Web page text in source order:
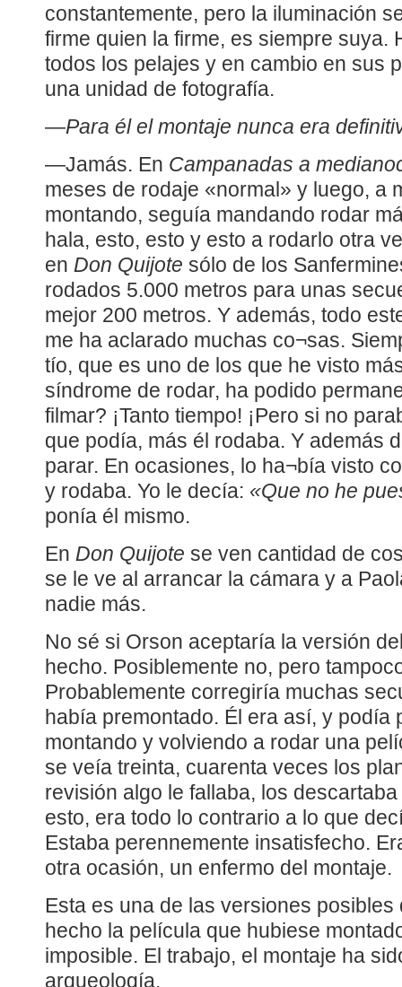
constantemente, pero la iluminación
firme quien la firme, es siempre suya.
todos los pelajes y en cambio en sus
una unidad de fotografía.
—Para él el montaje nunca era
—Jamás. En Campanadas a
meses de rodaje «normal» y luego, a
montando, seguía mandando rodar
hala, esto, esto y esto a rodarlo otra
en Don Quijote sólo de los
rodados 5.000 metros para unas
mejor 200 metros. Y además, todo
me ha aclarado muchas co¬sas.
tío, que es uno de los que he visto
síndrome de rodar, ha podido
filmar? ¡Tanto tiempo! ¡Pero si no
que podía, más él rodaba. Y además
parar. En ocasiones, lo ha¬bía visto
y rodaba. Yo le decía: «Que no he
ponía él mismo.
En Don Quijote se ven cantidad de
se le ve al arrancar la cámara y a
nadie más.
No sé si Orson aceptaría la versión
hecho. Posiblemente no, pero
Probablemente corregiría muchas
había premontado. Él era así, y podía
montando y volviendo a rodar una
se veía treinta, cuarenta veces los
revisión algo le fallaba, los
esto, era todo lo contrario a lo que
Estaba perennemente insatisfecho.
otra ocasión, un enfermo del montaje.
Esta es una de las versiones
hecho la película que hubiese
imposible. El trabajo, el montaje ha
arqueología.